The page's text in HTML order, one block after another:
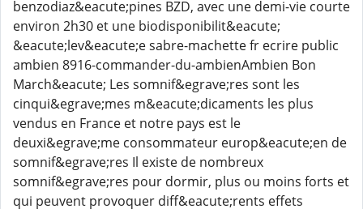
benzodiaz&eacute;pines BZD, avec une demi-vie courte
environ 2h30 et une biodisponibilit&eacute;
&eacute;lev&eacute;e sabre-machette fr ecrire public
ambien 8916-commander-du-ambienAmbien Bon
March&eacute; Les somnif&egrave;res sont les
cinqui&egrave;mes m&eacute;dicaments les plus
vendus en France et notre pays est le
deuxi&egrave;me consommateur europ&eacute;en de
somnif&egrave;res Il existe de nombreux
somnif&egrave;res pour dormir, plus ou moins forts et
qui peuvent provoquer diff&eacute;rents effets